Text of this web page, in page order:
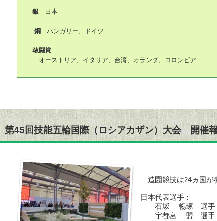
銀 日本
銅 ハンガリー、ドイツ
敢闘賞
オーストリア、イタリア、台湾、オランダ、コロンビア
第45回技能五輪国際（ロシアカザン）大会 開催
造園競技は24ヵ国が
日本代表選手：
石坂 暢琢 選手
宇都宮 盟 選手